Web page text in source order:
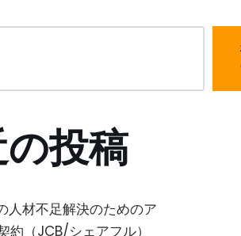
投稿
人材不足解決のためのア
約（JCB/シェアフル）